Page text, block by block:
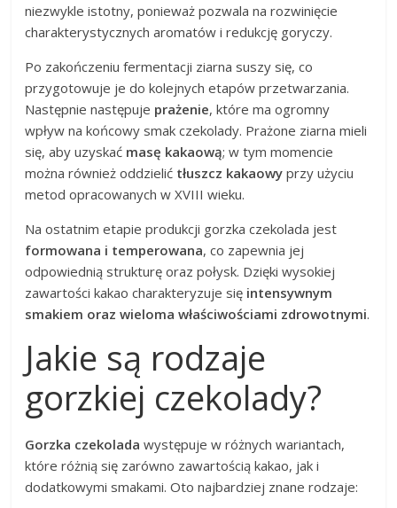
niezwykle istotny, ponieważ pozwala na rozwinięcie
charakterystycznych aromatów i redukcję goryczy.
Po zakończeniu fermentacji ziarna suszy się, co
przygotowuje je do kolejnych etapów przetwarzania.
Następnie następuje prażenie, które ma ogromny
wpływ na końcowy smak czekolady. Prażone ziarna mieli
się, aby uzyskać masę kakaową; w tym momencie
można również oddzielić tłuszcz kakaowy przy użyciu
metod opracowanych w XVIII wieku.
Na ostatnim etapie produkcji gorzka czekolada jest
formowana i temperowana, co zapewnia jej
odpowiednią strukturę oraz połysk. Dzięki wysokiej
zawartości kakao charakteryzuje się intensywnym
smakiem oraz wieloma właściwościami zdrowotnymi.
Jakie są rodzaje
gorzkiej czekolady?
Gorzka czekolada występuje w różnych wariantach,
które różnią się zarówno zawartością kakao, jak i
dodatkowymi smakami. Oto najbardziej znane rodzaje: